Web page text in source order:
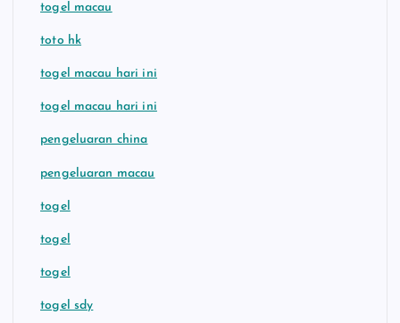
togel macau
toto hk
togel macau hari ini
togel macau hari ini
pengeluaran china
pengeluaran macau
togel
togel
togel
togel sdy